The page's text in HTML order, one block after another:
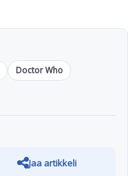
Doctor Who
Jaa artikkeli